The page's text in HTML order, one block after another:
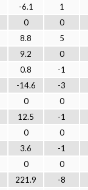
-6.1
1
0
0
8.8
5
9.2
0
0.8
-1
-14.6
-3
0
0
12.5
-1
0
0
3.6
-1
0
0
221.9
-8